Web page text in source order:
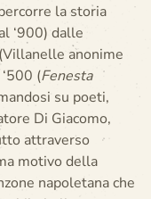
la storia
‘900) dalle
anonime
(Fenesta
su poeti,
Di Giacomo,
attraverso
motivo della
napoletana che